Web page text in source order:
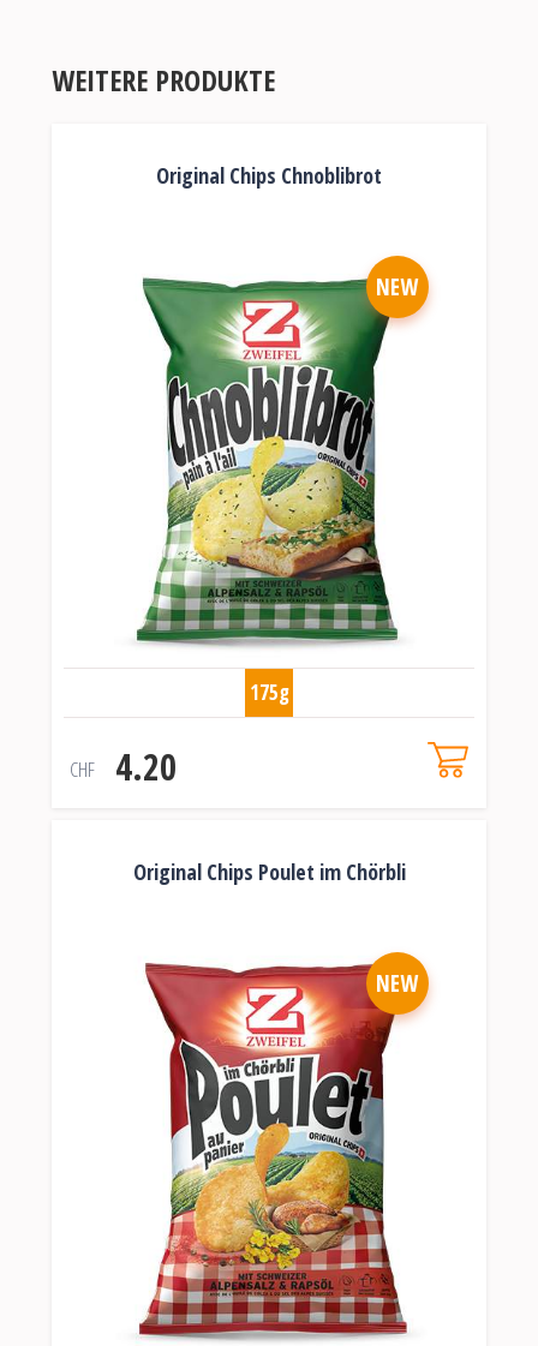
WEITERE PRODUKTE
Original Chips Chnoblibrot
NEW
175g
CHF 4.20
Original Chips Poulet im Chörbli
NEW